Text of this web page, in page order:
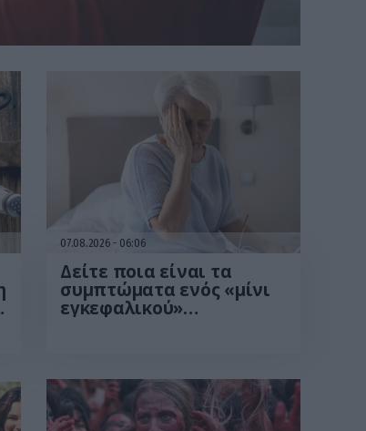
07.08.2026 06:06
Δείτε ποια είναι τα
συμπτώματα ενός «μίνι
εγκεφαλικού»